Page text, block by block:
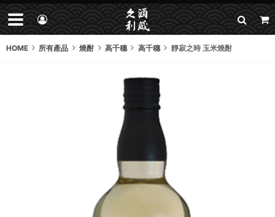
HOME 所有產品 燒酎 高千穗 高千穗 靜寂之時 玉米燒酎